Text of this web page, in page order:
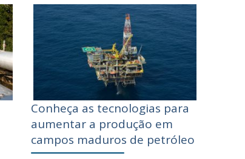
Conheça as tecnologias para
aumentar a produção em
campos maduros de petróleo